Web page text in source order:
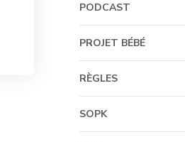
PODCAST
PROJET BÉBÉ
RÈGLES
SOPK